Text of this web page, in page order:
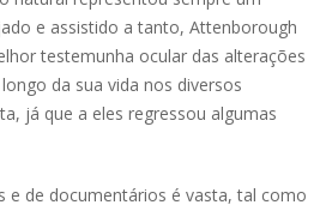
e assistido a tanto, Attenborough
testemunha ocular das alterações
da sua vida nos diversos
já que a eles regressou algumas
e de documentários é vasta, tal como